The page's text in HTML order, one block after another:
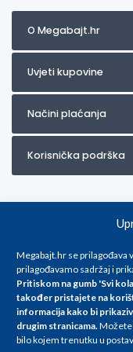
Megabajt.hr se prilagođava
prilagođavamo sadržaj i
Pritiskom na gumb 'Svi
također pristajete na
informacija kako bi
drugim stranicama.Možete
bilo kojem trenutku u
O Megabajt.hr
Uvjeti kupovine
Načini plaćanja
Korisnička podrška
Za artikle kojih trenutno
info@megabajt.hr. Sve
promjenama, a
iskazane su za avansno